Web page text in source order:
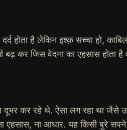
होता है लेकिन इश्क़ सच्चा हो,
कर जिस वेदना का एहसास होता है
कर रहे थे. ऐसा लग रहा था जैसे
एहसास, ना आधार. यह किसी बुरे